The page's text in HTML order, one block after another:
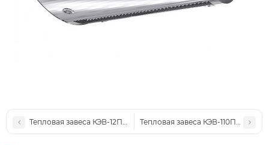
Тепловая завеса КЭВ-12П6047EТепловая завеса КЭВ-110П6131W